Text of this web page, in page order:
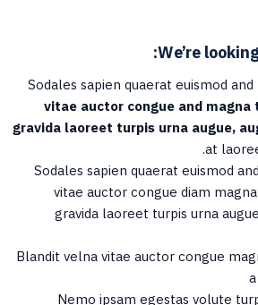
We’re
Sodales sapien quaerat euismod and
vitae auctor congue and magna
gravida laoreet turpis urna augue,
at
Sodales sapien quaerat euismod
vitae auctor congue diam
gravida laoreet turpis urna
Blandit velna vitae auctor congue
Nemo ipsam egestas volute